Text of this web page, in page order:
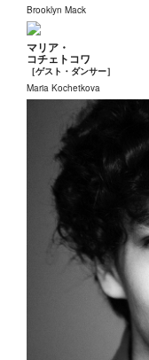
Brooklyn Mack
マリア・
コチェトコワ
［ゲスト・ダンサー］
Maria Kochetkova